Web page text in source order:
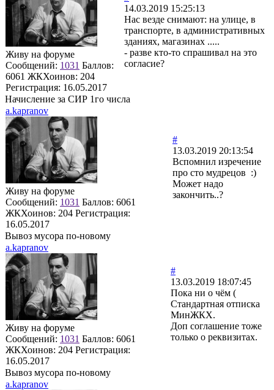
Живу на форуме
Сообщений: 1031 Баллов:
6061 ЖКХоинов: 204
Регистрация: 16.05.2017
14.03.2019 15:25:13
Нас везде снимают: на улице, в
транспорте, в административных
зданиях, магазинах .....
- разве кто-то спрашивал на это
согласие?
Начисление за СИР 1го числа
a.kapranov
Живу на форуме
Сообщений: 1031 Баллов: 6061
ЖКХоинов: 204 Регистрация:
16.05.2017
#
13.03.2019 20:13:54
Вспомнил изречение
про сто мудрецов :)
Может надо
закончить..?
Вывоз мусора по-новому
a.kapranov
Живу на форуме
Сообщений: 1031 Баллов: 6061
ЖКХоинов: 204 Регистрация:
16.05.2017
#
13.03.2019 18:07:45
Пока ни о чём (
Стандартная отписка
МинЖКХ.
Доп соглашение тоже
только о реквизитах.
Вывоз мусора по-новому
a.kapranov